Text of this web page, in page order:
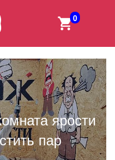
0
ярости
пар